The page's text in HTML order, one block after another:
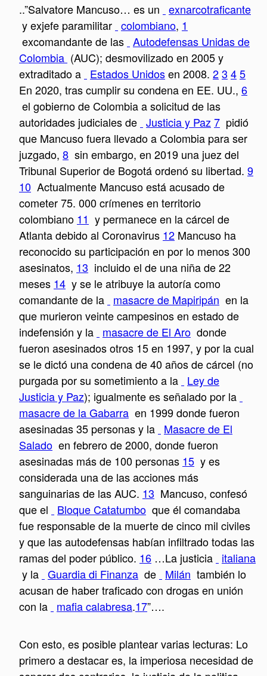
..”Salvatore Mancuso… es un
exnarcotraficante
y exjefe paramilitar colombiano, 1
excomandante de las Autodefensas Unidas de
Colombia (AUC); desmovilizado en 2005 y
extraditado a
Estados Unidosen 2008. 23 45
En 2020, tras cumplir su condena en EE. UU., 6
el gobierno de Colombia a solicitud de las
autoridades judiciales de Justicia y Paz 7 pidió
que Mancuso fuera llevado a Colombia para ser
juzgado, 8 sin embargo, en 2019 una juez del
Tribunal Superior de Bogotá ordenó su libertad. 9
10 Actualmente Mancuso está acusado de
cometer 75. 000 crímenes en territorio
colombiano 11 y permanece en la cárcel de
Atlanta debido al Coronavirus 12 Mancuso ha
reconocido su participación en por lo menos 300
asesinatos, 13 incluido el de una niña de 22
meses 14 y se le atribuye la autoría como
comandante de la
masacre de Mapiripán en la
que murieron veinte campesinos en estado de
indefensión y la
masacre de El Aro donde
fueron asesinados otros 15 en 1997, y por la cual
se le dictó una condena de 40 años de cárcel (no
purgada por su sometimiento a la
Ley de
Justicia y Paz); igualmente es señalado por la
masacre de la Gabarra en 1999 donde fueron
asesinadas 35 personas y la
Masacre de El
Salado en febrero de 2000, donde fueron
asesinadas más de 100 personas 15 y es
considerada una de las acciones más
sanguinarias de las AUC. 13 Mancuso, confesó
que el
Bloque Catatumbo que él comandaba
fue responsable de la muerte de cinco mil civiles
y que las autodefensas habían infiltrado todas las
ramas del poder público. 16 …La justicia
italiana
y la Guardia di Finanza de Milán también lo
acusan de haber traficado con drogas en unión
con la
mafia calabresa.17”….
Con esto, es posible plantear varias lecturas: Lo
primero a destacar es, la imperiosa necesidad de